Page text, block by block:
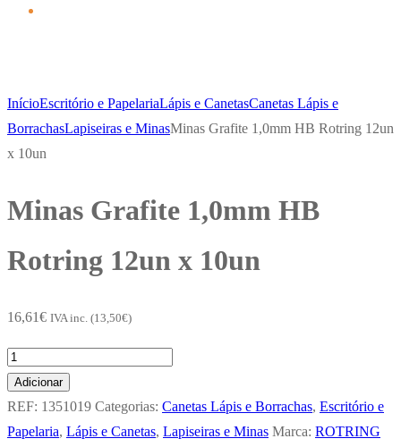
InícioEscritório e PapelariaLápis e CanetasCanetas Lápis e
BorrachasLapiseiras e MinasMinas Grafite 1,0mm HB Rotring 12un
x 10un
Minas Grafite 1,0mm HB
Rotring 12un x 10un
16,61€ IVA inc. (13,50€)
Quantidade
de
Minas
Grafite
Adicionar
REF: 1351019 Categorias: Canetas Lápis e Borrachas, Escritório e
Papelaria, Lápis e Canetas, Lapiseiras e Minas Marca: ROTRING